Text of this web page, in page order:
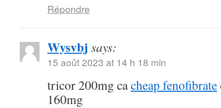
Répondre
Wysvbj says:
15 août 2023 at 14 h 18 min
tricor 200mg cacheap fenofibrate
160mg